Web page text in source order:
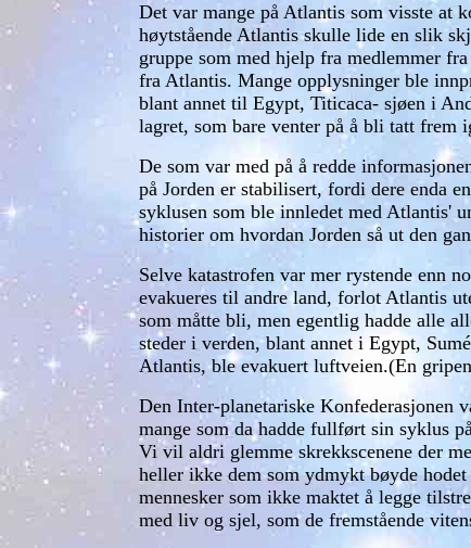
Det var mange på Atlantis som visste at
høytstående Atlantis skulle lide en slik
gruppe som med hjelp fra medlemmer
fra Atlantis. Mange opplysninger ble
blant annet til Egypt, Titicaca- sjøen i
lagret, som bare venter på å bli tatt frem
De som var med på å redde
på Jorden er stabilisert, fordi dere enda
syklusen som ble innledet med Atlantis'
historier om hvordan Jorden så ut den
Selve katastrofen var mer rystende enn
evakueres til andre land, forlot Atlantis
som måtte bli, men egentlig hadde alle
steder i verden, blant annet i Egypt,
Atlantis, ble evakuert luftveien.(En
Den Inter-planetariske Konfederasjonen
mange som da hadde fullført sin syklus
Vi vil aldri glemme skrekkscenene der
heller ikke dem som ydmykt bøyde
mennesker som ikke maktet å legge
med liv og sjel, som de fremstående